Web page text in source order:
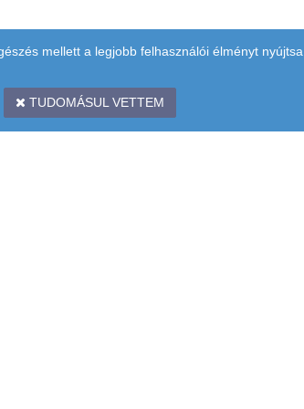
mellett a legjobb felhasználói élményt nyújtsa.
TUDOMÁSUL VETTEM